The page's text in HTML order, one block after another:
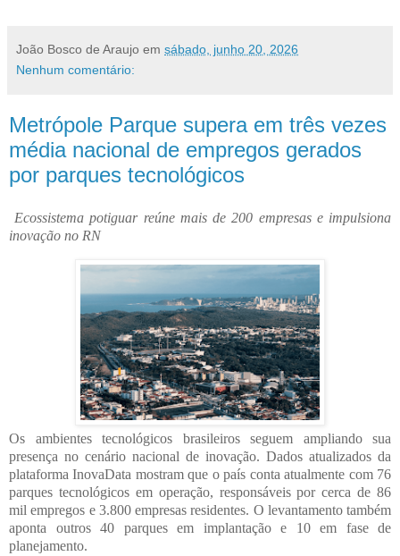
João Bosco de Araujo em sábado, junho 20, 2026
Nenhum comentário:
Metrópole Parque supera em três vezes
média nacional de empregos gerados
por parques tecnológicos
Ecossistema potiguar reúne mais de 200 empresas e impulsiona
inovação no RN
Os ambientes tecnológicos brasileiros seguem ampliando sua
presença no cenário nacional de inovação. Dados atualizados da
plataforma InovaData mostram que o país conta atualmente com 76
parques tecnológicos em operação, responsáveis por cerca de 86
mil empregos e 3.800 empresas residentes. O levantamento também
aponta outros 40 parques em implantação e 10 em fase de
planejamento.